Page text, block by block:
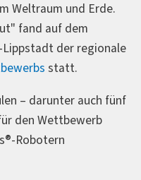
Weltraum und Erde.
fand auf dem
Lippstadt der regionale
statt.
– darunter auch fünf
den Wettbewerb
Robotern